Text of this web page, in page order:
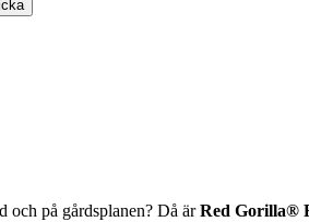
och på gårdsplanen? Då ärRed Gorilla®